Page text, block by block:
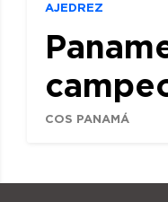
AJEDREZ
COS PANAMÁ